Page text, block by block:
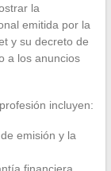
la
emitida por la
y su decreto de
a los anuncios
incluyen:
emisión y la